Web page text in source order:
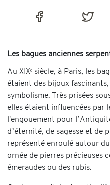
Les bagues anciennes
Au XIXᵉ siècle, à Paris, les
étaient des bijoux
symbolisme. Très prisées
elles étaient influencées par
l'engouement pour
d’éternité, de sagesse et de
représenté enroulé autour
ornée de pierres précieuses
émeraudes ou des rubis.